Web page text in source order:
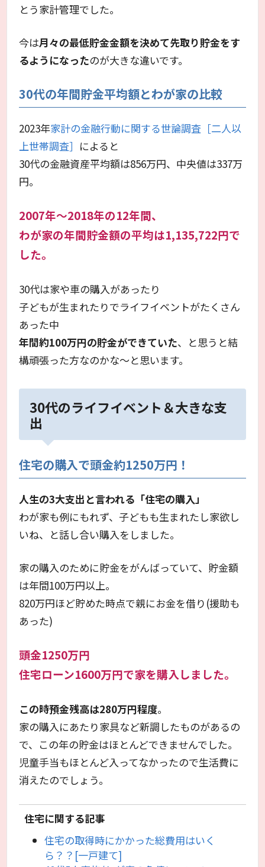
とう家計管理でした。
今は月々の最低貯金金額を決めて先取り貯金をす
るようになったのが大きな違いです。
30代の年間貯金平均額とわが家の比較
2023年家計の金融行動に関する世論調査［二人以
上世帯調査］ によると
30代の金融資産平均額は856万円、中央値は337万
円。
2007年～2018年の12年間、
わが家の年間貯金額の平均は1,135,722円で
した。
30代は家や車の購入があったり
子どもが生まれたりでライフイベントがたくさん
あった中
年間約100万円の貯金ができていた、と思うと結
構頑張った方なのかな～と思います。
30代のライフイベント＆大きな支
出
住宅の購入で頭金約1250万円！
人生の3大支出と言われる「住宅の購入」
わが家も例にもれず、子どもも生まれたし家欲し
いね、と話し合い購入をしました。
家の購入のために貯金をがんばっていて、貯金額
は年間100万円以上。
820万円ほど貯めた時点で親にお金を借り(援助も
あった)
頭金1250万円
住宅ローン1600万円で家を購入しました。
この時預金残高は280万円程度。
家の購入にあたり家具など新調したものがあるの
で、この年の貯金はほとんどできませんでした。
児童手当もほとんど入ってなかったので生活費に
消えたのでしょう。
住宅に関する記事
住宅の取得時にかかった総費用はいく
ら？？[一戸建て]